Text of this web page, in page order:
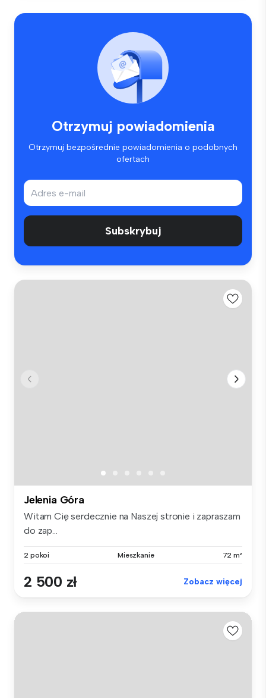
Otrzymuj powiadomienia
Otrzymuj bezpośrednie powiadomienia o podobnych
ofertach
Subskrybuj
Jelenia Góra
Witam Cię serdecznie na Naszej stronie i zapraszam
do zap...
2 pokoi Mieszkanie 72 m²
2 500 zł Zobacz więcej